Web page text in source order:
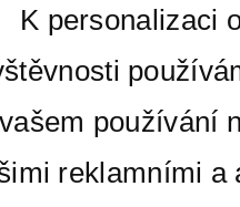
K personalizaci
používání
reklamními a